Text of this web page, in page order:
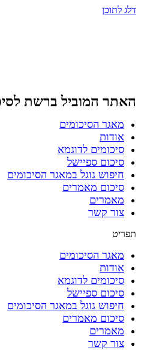
דלג לתוכן
האתר המוביל ברשת
מאגר הסיכומים
אודות
סיכומים לדוגמא
סיכום ספיישל
חיפוש גוגל במאגר הסיכומים
סיכום מאמרים
מאמרים
צור קשר
תפריט
מאגר הסיכומים
אודות
סיכומים לדוגמא
סיכום ספיישל
חיפוש גוגל במאגר הסיכומים
סיכום מאמרים
מאמרים
צור קשר